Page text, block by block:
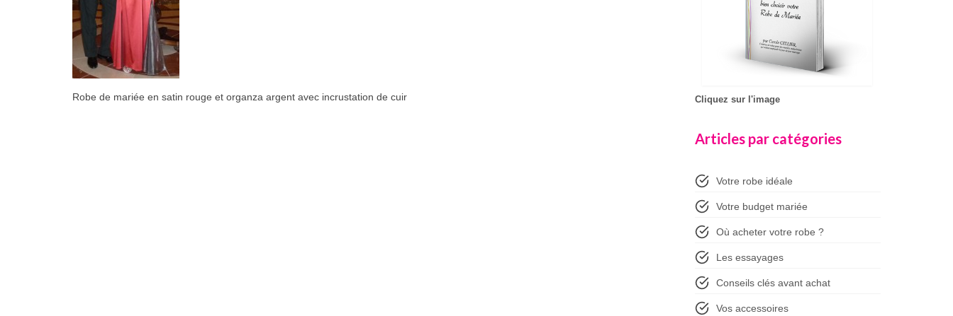
Robe de mariée en satin rouge et organza argent avec incrustation de cuir Cliquez sur l'image
Articles par catégories
Votre robe idéale
Votre budget mariée
Où acheter votre robe ?
Les essayages
Conseils clés avant achat
Vos accessoires